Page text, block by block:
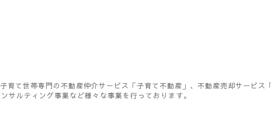
育て世帯専門の不動産仲介サービス「子育て不動産」、不動産売却サービス
サルティング事業など様々な事業を行っております。